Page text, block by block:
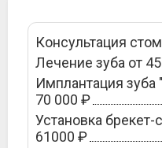
Консультация
Лечение зуба от
Имплантация зуба
70 000 ₽
Установка
61000 ₽